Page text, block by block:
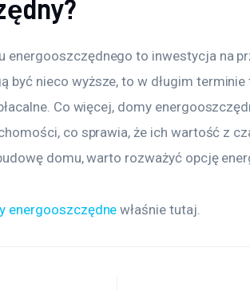
energooszczędnego to inwestycja na
być nieco wyższe, to w długim
Co więcej, domy
co sprawia, że ich wartość z
domu, warto rozważyć opcję
energooszczędne właśnie tutaj.